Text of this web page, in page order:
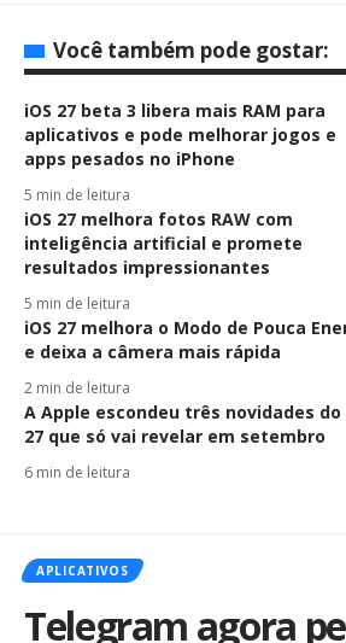
Você também pode gostar:
iOS 27 beta 3 libera mais RAM para
aplicativos e pode melhorar jogos e
apps pesados no iPhone
5 min de leitura
iOS 27 melhora fotos RAW com
inteligência artificial e promete
resultados impressionantes
5 min de leitura
iOS 27 melhora o Modo de Pouca
e deixa a câmera mais rápida
2 min de leitura
A Apple escondeu três novidades do
27 que só vai revelar em setembro
6 min de leitura
APLICATIVOS
Telegram agora